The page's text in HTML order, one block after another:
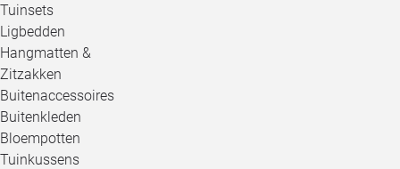
Tuinsets
Ligbedden
Hangmatten &
Zitzakken
Buitenaccessoires
Buitenkleden
Bloempotten
Tuinkussens